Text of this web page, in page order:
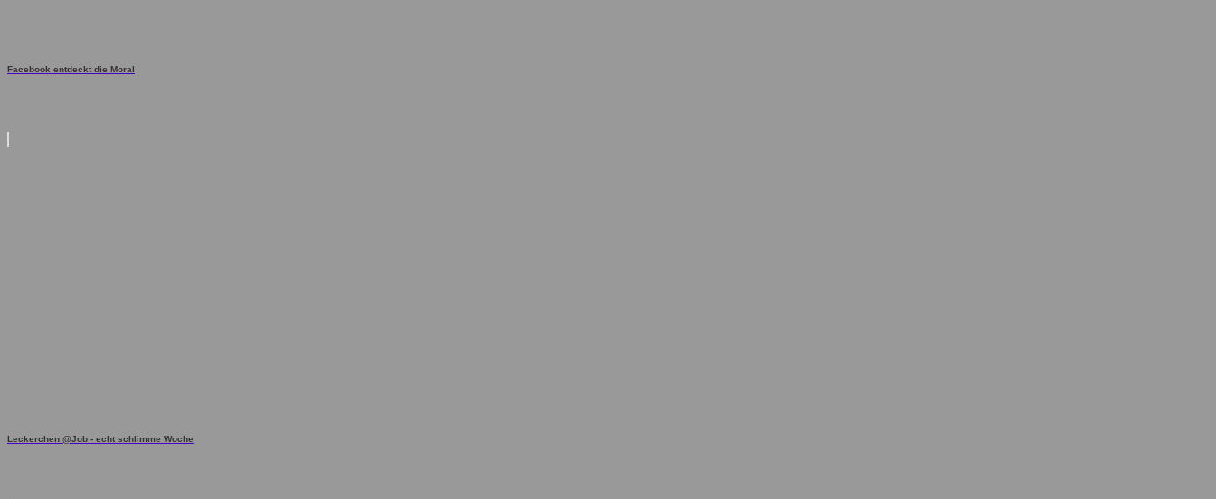
Facebook entdeckt die Moral
Leckerchen @Job - echt schlimme Woche